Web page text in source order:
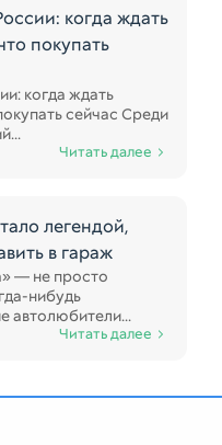
когда ждать
покупать
когда ждать
сейчас Среди
Читать далее
легендой,
в гараж
— не просто
нибудь
автолюбители...
Читать далее